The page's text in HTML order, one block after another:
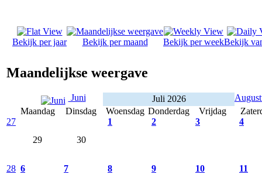
Bekijk per jaar Bekijk per maand Bekijk per weekBekijk
Maandelijkse weergave
Juni Juli 2026
Maandag
Dinsdag Woensdag Donderdag Vrijdag
27
29
30
1 2 3 4
28 6 7 8 9 10 11